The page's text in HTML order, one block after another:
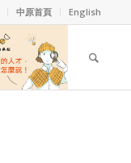
中原首頁 English